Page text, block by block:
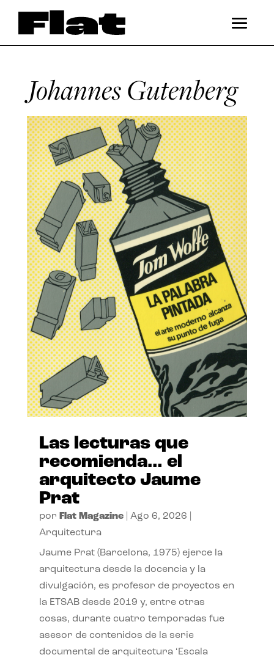
Johannes Gutenberg
Las lecturas que
recomienda… el
arquitecto Jaume
Prat
por Flat Magazine| Ago 6, 2026
Arquitectura
Jaume Prat (Barcelona, 1975) ejerce la
arquitectura desde la docencia y la
divulgación, es profesor de proyectos en
la ETSAB desde 2019 y, entre otras
cosas, durante cuatro temporadas fue
asesor de contenidos de la serie
documental de arquitectura ‘Escala